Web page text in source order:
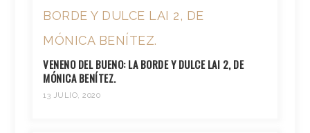
VENENO DEL BUENO: LA BORDE Y DULCE LAI 2, DE
MÓNICA BENÍTEZ.
13 JULIO, 2020